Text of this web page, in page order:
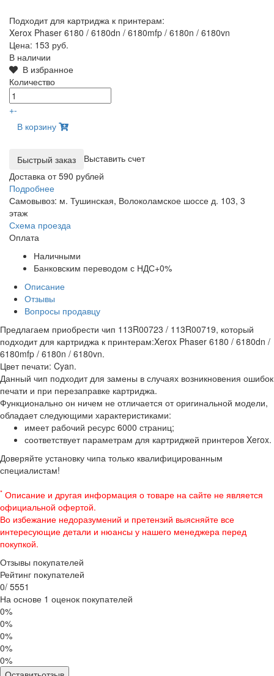
Подходит для картриджа к принтерам:
Xerox Phaser 6180 / 6180dn / 6180mfp / 6180n / 6180vn
Цена: 153 руб.
В наличии
В избранное
Количество
+-
В корзину
Выставить счет
Доставка от 590 рублей
Подробнее
Самовывоз: м. Тушинская, Волоколамское шоссе д. 103, 3
этаж
Схема проезда
Оплата
Наличными
Банковским переводом с НДС+0%
Описание
Отзывы
Вопросы продавцу
Предлагаем приобрести чип 113R00723 / 113R00719, который
подходит для картриджа к принтерам:Xerox Phaser 6180 / 6180dn /
6180mfp / 6180n / 6180vn.
Цвет печати: Cyan.
Данный чип подходит для замены в случаях возникновения ошибок
печати и при перезаправке картриджа.
Функционально он ничем не отличается от оригинальной модели,
обладает следующими характеристиками:
имеет рабочий ресурс 6000 страниц;
соответствует параметрам для картриджей принтеров Xerox.
Доверяйте установку чипа только квалифицированным
специалистам!
* Описание и другая информация о товаре на сайте не является
официальной офертой.
Во избежание недоразумений и претензий выясняйте все
интересующие детали и нюансы у нашего менеджера перед
покупкой.
Отзывы покупателей
Рейтинг покупателей
0/ 5551
На основе 1 оценок покупателей
0%
0%
0%
0%
0%